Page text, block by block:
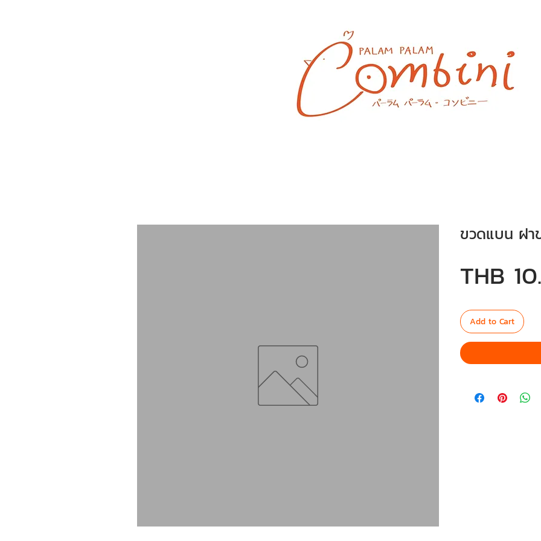
ขวดแบน ฝา
THB
Add to Cart